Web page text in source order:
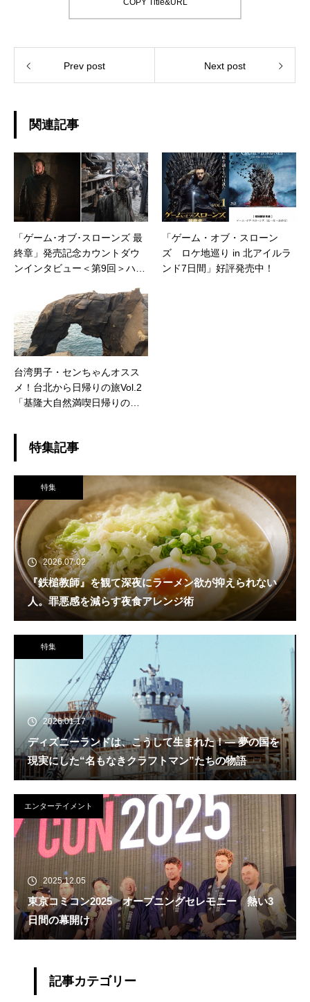
COPY Title&URL
Prev post Next post
関連記事
「ゲーム･オブ･スローンズ 最
終章」発売記念カウントダウ
ンインタビュー＜第9回＞ハン
「ゲーム・オブ・スローン
ズ ロケ地巡り in 北アイルラ
ンド7日間」好評発売中！
台湾男子・センちゃんオスス
メ！台北から日帰りの旅Vol.2
「基隆大自然満喫日帰りの
特集記事
特集
2026.07.02
『鉄槌教師』を観て深夜にラーメン欲が抑えられない
人。罪悪感を減らす夜食アレンジ術
特集
2026.01.17
ディズニーランドは、こうして生まれた！― 夢の国を
現実にした“名もなきクラフトマン”たちの物語
エンターテイメント
2025.12.05
東京コミコン2025 オープニングセレモニー 熱い3
日間の幕開け
記事カテゴリー